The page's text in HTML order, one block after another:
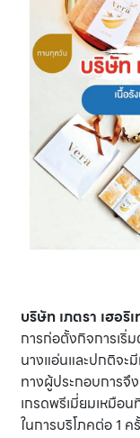
บริษัท เภตรา เฮอริ
การก่อตั้งกิจการเริ่
นางแอ่นและปกติจะ
ทางผู้ประกอบการ
เกรดพรีเมี่ยมเหมือ
ในการบริโภคต่อ 1 ค